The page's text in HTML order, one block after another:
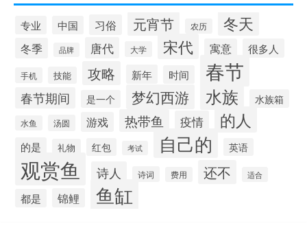
专业 中国 习俗 元宵节 农历 冬天
冬季 品牌 唐代 大学 宋代 寓意 很多人
手机 技能 攻略 新年 时间 春节
春节期间 是一个 梦幻西游 水族 水族箱
水鱼 汤圆 游戏 热带鱼 疫情 的人
的是 礼物 红包 考试 自己的 英语
观赏鱼 诗人 诗词 费用 还不 适合
都是 锦鲤 鱼缸